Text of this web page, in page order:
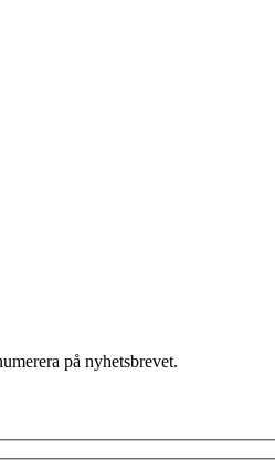
på nyhetsbrevet.